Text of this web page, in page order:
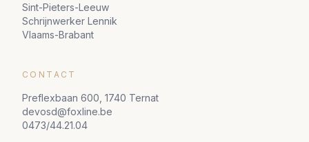
Sint-Pieters-Leeuw
Schrijnwerker Lennik
Vlaams-Brabant
CONTACT
Preflexbaan 600, 1740 Ternat
devosd@foxline.be
0473/44.21.04